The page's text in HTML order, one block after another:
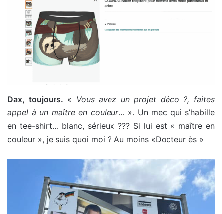
Dax, toujours. « Vous avez un projet déco ?, faites
appel à un maître en couleur… ». Un mec qui s’habille
en tee-shirt… blanc, sérieux ??? Si lui est « maître en
couleur », je suis quoi moi ? Au moins «Docteur ès »